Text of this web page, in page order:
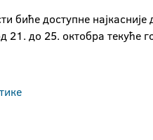
доступне
21. до 25. октобра текуће